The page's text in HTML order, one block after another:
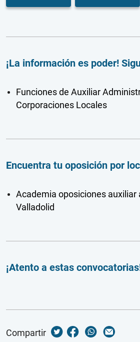
¡La información es poder!
Funciones de Auxiliar
Corporaciones Locales
Encuentra tu oposición por
Academia oposiciones
Valladolid
¡Atento a estas
Compartir